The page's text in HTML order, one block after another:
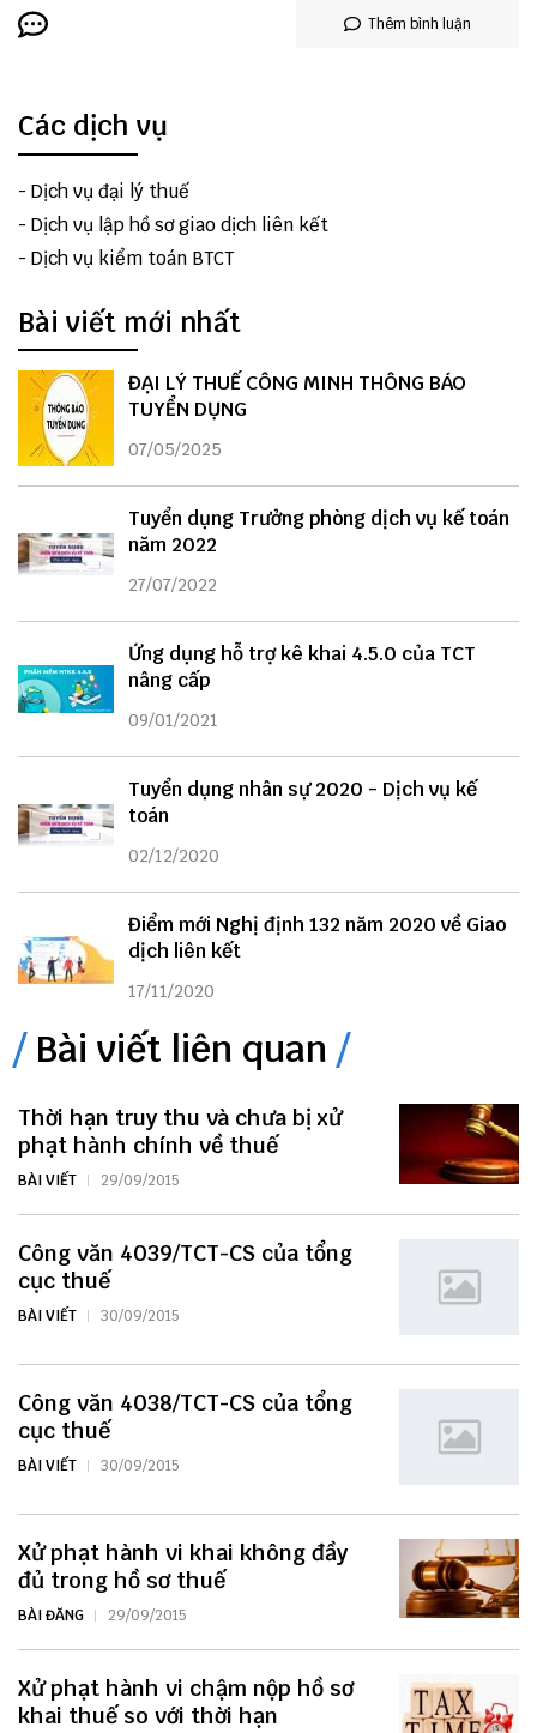
Thêm bình luận
Các dịch vụ
- Dịch vụ đại lý thuế
- Dịch vụ lập hồ sơ giao dịch liên kết
- Dịch vụ kiểm toán BTCT
Bài viết mới nhất
ĐẠI LÝ THUẾ CÔNG MINH THÔNG BÁO
TUYỂN DỤNG
07/05/2025
Tuyển dụng Trưởng phòng dịch vụ kế toán
năm 2022
27/07/2022
Ứng dụng hỗ trợ kê khai 4.5.0 của TCT
nâng cấp
09/01/2021
Tuyển dụng nhân sự 2020 - Dịch vụ kế
toán
02/12/2020
Điểm mới Nghị định 132 năm 2020 về Giao
dịch liên kết
17/11/2020
Bài viết liên quan
Thời hạn truy thu và chưa bị xử
phạt hành chính về thuế
BÀI VIẾT 29/09/2015
Công văn 4039/TCT-CS của tổng
cục thuế
BÀI VIẾT 30/09/2015
Công văn 4038/TCT-CS của tổng
cục thuế
BÀI VIẾT 30/09/2015
Xử phạt hành vi khai không đầy
đủ trong hồ sơ thuế
BÀI ĐĂNG 29/09/2015
Xử phạt hành vi chậm nộp hồ sơ
khai thuế so với thời hạn